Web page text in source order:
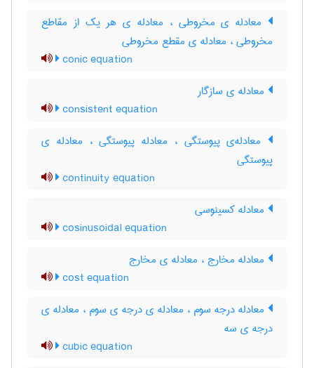
معادله ی مخروطی ، معادله ی هر یک از مقاطع
مخروطی ، معادله ی مقطع مخروطی
conic equation
معادله ی سازگار
consistent equation
معادله‌ی پیوستگی ، معادله پیوستگی ، معادله ی
پیوستگی
continuity equation
معادله کسینوسی
cosinusoidal equation
معادله مخارج ، معادله ی مخارج
cost equation
معادله درجه سوم ، معادله ی درجه ی سوم ، معادله ی
درجه ی سه
cubic equation